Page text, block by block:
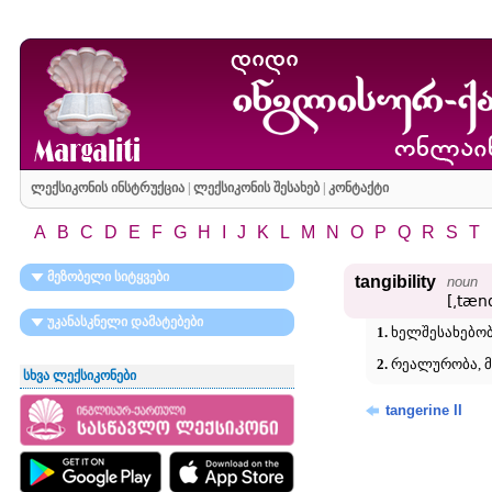
ლექსიკონის ინსტრუქცია| ლექსიკონის შესახებ| კონტაქტი
A B C D E F G H J K L M N O P Q R S T
მეზობელი სიტყვები
უკანასკნელი დამატებები
სხვა ლექსიკონები
tangibility noun
1.
2.რეალურობა,
tangerine II